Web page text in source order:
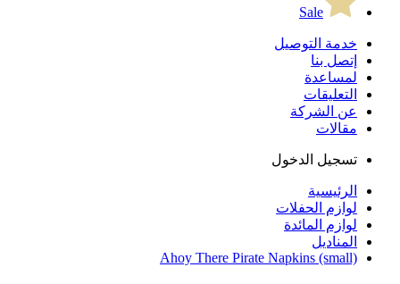
Sale
خدمة التوصيل
إتصل بنا
لمساعدة
التعليقات
عن الشركة
مقالات
تسجيل الدخول
الرئيسية
لوازم الحفلات
لوازم المائدة
المناديل
Ahoy There Pirate Napkins (small)